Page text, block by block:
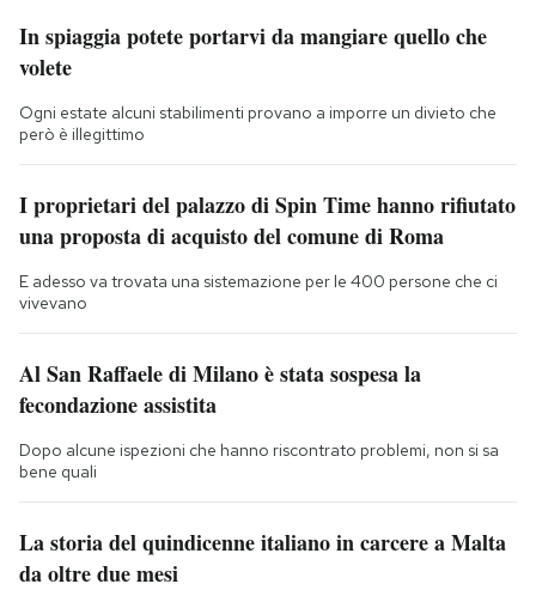
In spiaggia potete portarvi da mangiare quello che
volete
Ogni estate alcuni stabilimenti provano a imporre un divieto che
però è illegittimo
I proprietari del palazzo di Spin Time hanno rifiutato
una proposta di acquisto del comune di Roma
E adesso va trovata una sistemazione per le 400 persone che ci
vivevano
Al San Raffaele di Milano è stata sospesa la
fecondazione assistita
Dopo alcune ispezioni che hanno riscontrato problemi, non si sa
bene quali
La storia del quindicenne italiano in carcere a Malta
da oltre due mesi